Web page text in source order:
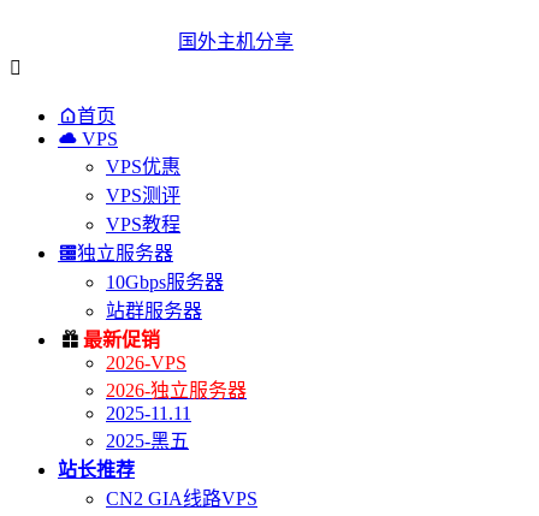
国外主机分享

首页
 VPS
VPS优惠
VPS测评
VPS教程
独立服务器
10Gbps服务器
站群服务器
 最新促销
2026-VPS
2026-独立服务器
2025-11.11
2025-黑五
站长推荐
CN2 GIA线路VPS